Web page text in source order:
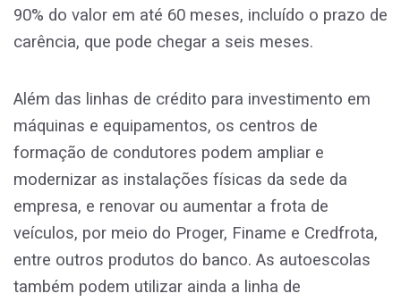
90% do valor em até 60 meses, incluído o prazo de
carência, que pode chegar a seis meses.
Além das linhas de crédito para investimento em
máquinas e equipamentos, os centros de
formação de condutores podem ampliar e
modernizar as instalações físicas da sede da
empresa, e renovar ou aumentar a frota de
veículos, por meio do Proger, Finame e Credfrota,
entre outros produtos do banco. As autoescolas
também podem utilizar ainda a linha de